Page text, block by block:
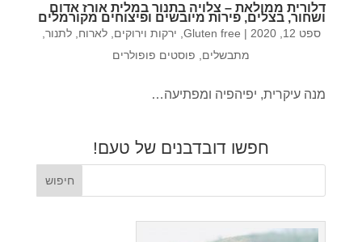
דלורית ממולאת – צלויה בתנור במלית אורז אדום
ושחור, בצלים, פירות מיובשים ופיצוחים מקורמלים
ספט 12, 2020 |
Gluten free
, ירקות וירוקים,לארוח,לתנור,
מתבשלים, פוסטים פופולרים
מנה עיקרית, יפיהפיה ומפתיעה…
חפשו דובדבנים של טעם!